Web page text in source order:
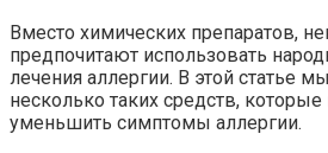
Вместо химических препаратов,
предпочитают использовать
лечения аллергии. В этой статье
несколько таких средств,
уменьшить симптомы аллергии.